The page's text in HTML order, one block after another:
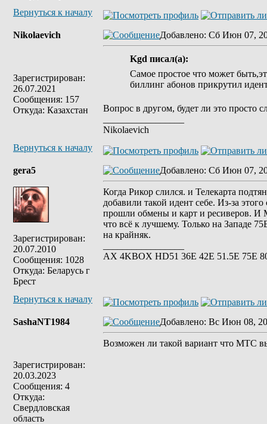
Вернуться к началу
Nikolaevich
Зарегистрирован:
26.07.2021
Сообщения: 157
Откуда: Казахстан
Добавлено: Сб Июн 07,
Kgd писал(а):
Самое простое что может
биллинг абонов прикрутил
Вопрос в другом, будет ли это просто
Nikolaevich
Вернуться к началу
gera5
Зарегистрирован:
20.07.2010
Сообщения: 1028
Откуда: Беларусь г
Брест
Добавлено: Сб Июн 07,
Когда Рикор слился. и Телекарта
добавили такой идент себе. Из-за
прошли обмены и карт и ресиверов. И
что всё к лучшему. Только на Западе
на крайняк.
АХ 4KBOX HD51 36E 42Е 51.5Е 75Е
Вернуться к началу
SashaNT1984
Зарегистрирован:
20.03.2023
Сообщения: 4
Откуда:
Свердловская
область
Добавлено: Вс Июн 08,
Возможен ли такой вариант что МТС